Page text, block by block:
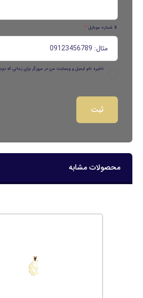
📱 شماره موبایل *
ذخیره نام، ایمیل و وبسایت من در مرورگر برای زمانی که
محصولات مشابه